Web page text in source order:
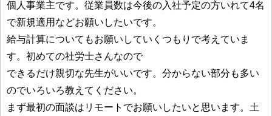
個人事業主です。従業員数は今後の入社予定の方いれて4名
で新規適用などお願いしたいです。
給与計算についてもお願いしていくつもりで考えていま
す。初めての社労士さんなので
できるだけ親切な先生がいいです。分からない部分も多い
のでいろいろ教えてください。
まず最初の面談はリモートでお願いしたいと思います。土